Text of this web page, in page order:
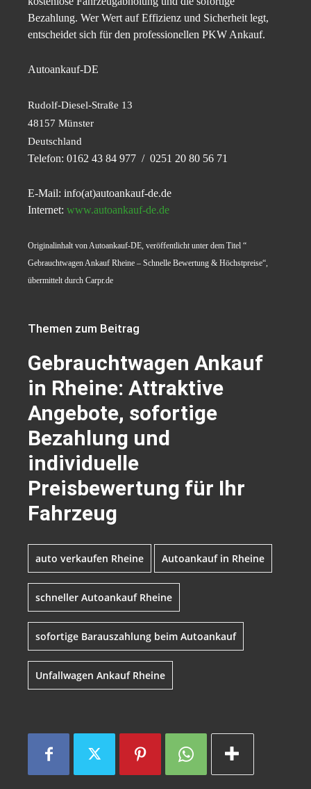
Bezahlung. Wer Wert auf Effizienz und Sicherheit legt,
entscheidet sich für den professionellen PKW Ankauf.
Autoankauf-DE
Rudolf-Diesel-Straße 13
48157 Münster
Deutschland
Telefon: 0162 43 84 977 / 0251 20 80 56 71
E-Mail: info(at)autoankauf-de.de
Internet: www.autoankauf-de.de
Originalinhalt von Autoankauf-DE, veröffentlicht unter dem Titel “
Gebrauchtwagen Ankauf Rheine – Schnelle Bewertung & Höchstpreise“,
übermittelt durch Carpr.de
Themen zum Beitrag
Gebrauchtwagen Ankauf
in Rheine: Attraktive
Angebote, sofortige
Bezahlung und
individuelle
Preisbewertung für Ihr
Fahrzeug
auto verkaufen Rheine Autoankauf in Rheine
schneller Autoankauf Rheine
sofortige Barauszahlung beim Autoankauf
Unfallwagen Ankauf Rheine